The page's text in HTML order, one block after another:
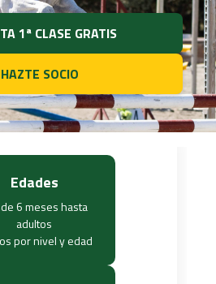
1ª CLASE GRATIS
HAZTE SOCIO
Edades
6 meses hasta
adultos
por nivel y edad